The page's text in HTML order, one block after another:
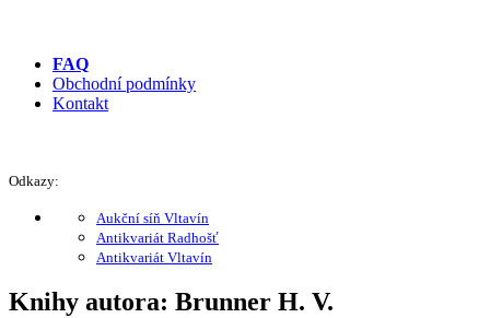
FAQ
Obchodní podmínky
Kontakt
Odkazy:
Aukční síň Vltavín
Antikvariát Radhošť
Antikvariát Vltavín
Knihy autora: Brunner H. V.